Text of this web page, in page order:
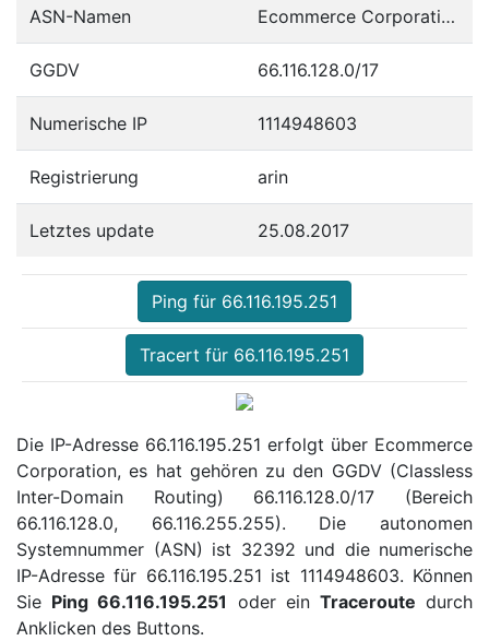
ASN-Namen Ecommerce Corporation
GGDV 66.116.128.0/17
Numerische IP 1114948603
Registrierung arin
Letztes update 25.08.2017
Ping für 66.116.195.251
Tracert für 66.116.195.251
Die IP-Adresse 66.116.195.251 erfolgt über Ecommerce
Corporation, es hat gehören zu den GGDV (Classless
Inter-Domain Routing) 66.116.128.0/17 (Bereich
66.116.128.0, 66.116.255.255). Die autonomen
Systemnummer (ASN) ist 32392 und die numerische
IP-Adresse für 66.116.195.251 ist 1114948603. Können
Sie Ping 66.116.195.251 oder ein Traceroute durch
Anklicken des Buttons.